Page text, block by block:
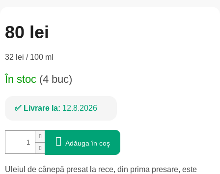
80 lei
Evaluare
32 lei / 100 ml
În stoc (4 buc)
Livrare la: 12.8.2026
Adăuga în coş
Uleiul de cânepă presat la rece, din prima presare, este